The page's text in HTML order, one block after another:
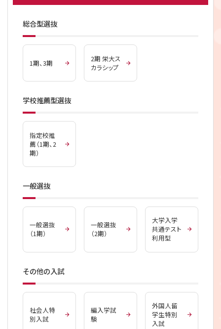
総合型選抜
1期、3期
2期 栄大ス
カラシップ
学校推薦型選抜
指定校推
薦（1期、2
期）
一般選抜
一般選抜
（1期）
一般選抜
（2期）
大学入学
共通テスト
利用型
その他の入試
社会人特
別入試
編入学試
験
外国人留
学生特別
入試